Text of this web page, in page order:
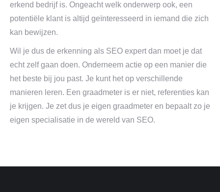
erkend bedrijf is. Ongeacht welk onderwerp ook, een
potentiële klant is altijd geïnteresseerd in iemand die zich
kan bewijzen.
Wil je dus de erkenning als SEO expert dan moet je dat
echt zelf gaan doen. Onderneem actie op een manier die
het beste bij jou past. Je kunt het op verschillende
manieren leren. Een graadmeter is er niet, referenties kan
je krijgen. Je zet dus je eigen graadmeter en bepaalt zo je
eigen specialisatie in de wereld van SEO.